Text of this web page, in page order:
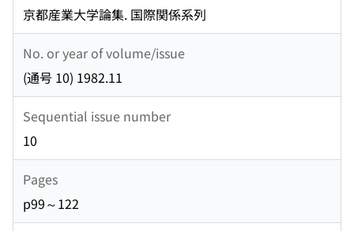
京都産業大学論集. 国際関係系列
No. or year of volume/issue
(通号 10) 1982.11
Sequential issue number
10
Pages
p99～122